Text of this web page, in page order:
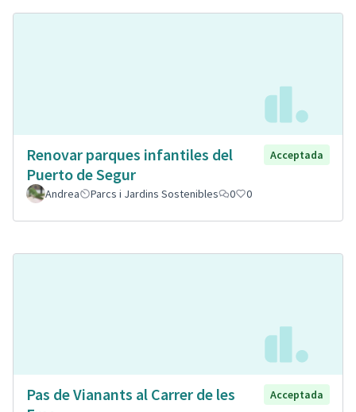
Renovar parques infantiles del
Puerto de Segur
Acceptada
Andrea Parcs i Jardins Sostenibles 0 0
Pas de Vianants al Carrer de les
Acceptada